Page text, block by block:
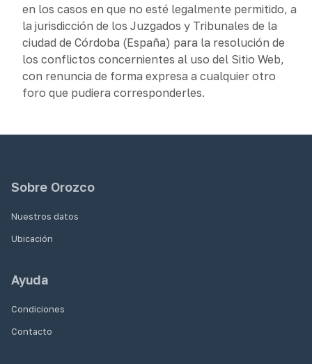
en los casos en que no esté legalmente permitido, a
la jurisdicción de los Juzgados y Tribunales de la
ciudad de Córdoba (España) para la resolución de
los conflictos concernientes al uso del Sitio Web,
con renuncia de forma expresa a cualquier otro
foro que pudiera corresponderles.
Sobre Orozco
Nuestros datos
Ubicación
Ayuda
Condiciones
Contacto